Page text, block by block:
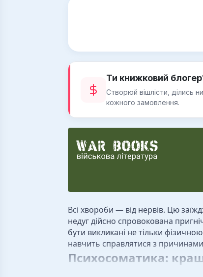
Ти книжковий
Створюй вішлісти, ділись
кожного замовлення.
Всі хвороби — від нервів. Цю
недуг дійсно спровокована
бути викликані не тільки
навчить справлятися з
Психосоматика: